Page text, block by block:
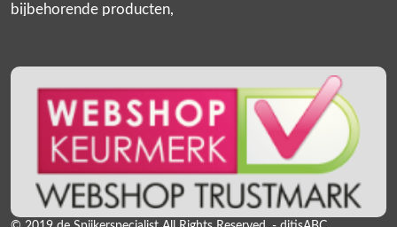
bijbehorende producten,